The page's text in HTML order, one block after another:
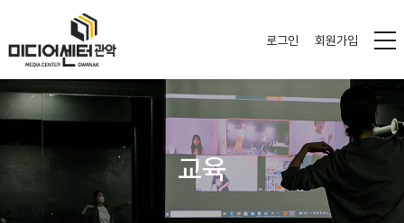
로그인 회원가입
교육